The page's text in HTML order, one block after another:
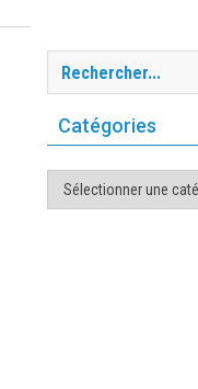
Catégories
Catégories